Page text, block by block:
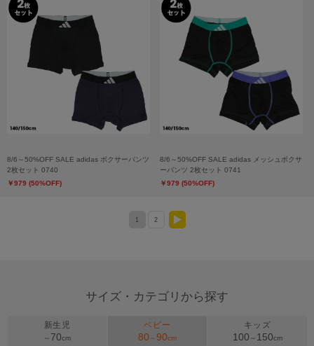
8/6～50%OFF SALE adidas ボクサーパンツ
2枚セット 0740
￥979 (50%OFF)
8/6～50%OFF SALE adidas メッシュボクサ
ーパンツ 2枚セット 0741
￥979 (50%OFF)
1 2
サイズ・カテゴリから探す
新生児
～ 70cm
ベビー
80 ～90cm
キッズ
100 ～ 150cm